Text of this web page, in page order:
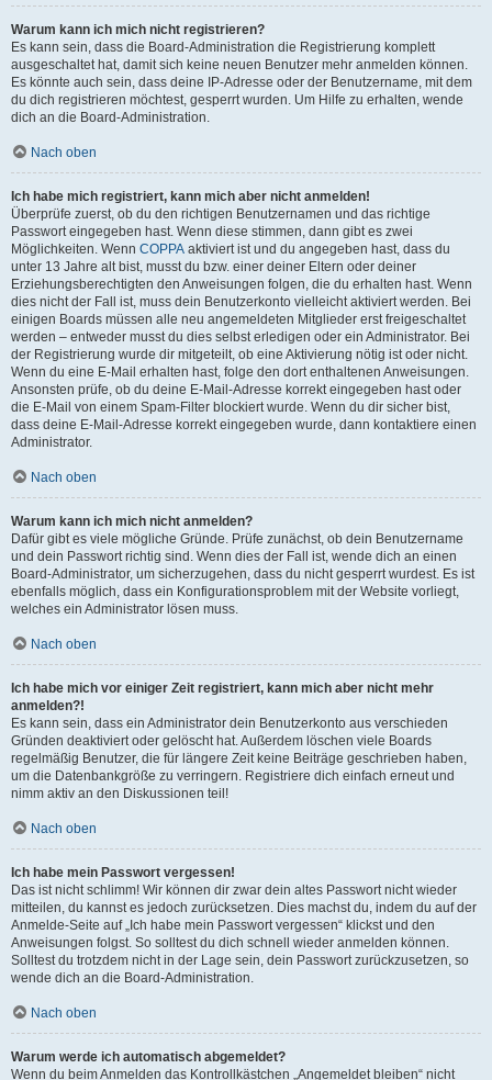
Warum kann ich mich nicht registrieren?
Es kann sein, dass die Board-Administration die Registrierung komplett
ausgeschaltet hat, damit sich keine neuen Benutzer mehr anmelden können.
Es könnte auch sein, dass deine IP-Adresse oder der Benutzername, mit dem
du dich registrieren möchtest, gesperrt wurden. Um Hilfe zu erhalten, wende
dich an die Board-Administration.
Nach oben
Ich habe mich registriert, kann mich aber nicht anmelden!
Überprüfe zuerst, ob du den richtigen Benutzernamen und das richtige
Passwort eingegeben hast. Wenn diese stimmen, dann gibt es zwei
Möglichkeiten. Wenn COPPA aktiviert ist und du angegeben hast, dass du
unter 13 Jahre alt bist, musst du bzw. einer deiner Eltern oder deiner
Erziehungsberechtigten den Anweisungen folgen, die du erhalten hast. Wenn
dies nicht der Fall ist, muss dein Benutzerkonto vielleicht aktiviert werden. Bei
einigen Boards müssen alle neu angemeldeten Mitglieder erst freigeschaltet
werden – entweder musst du dies selbst erledigen oder ein Administrator. Bei
der Registrierung wurde dir mitgeteilt, ob eine Aktivierung nötig ist oder nicht.
Wenn du eine E-Mail erhalten hast, folge den dort enthaltenen Anweisungen.
Ansonsten prüfe, ob du deine E-Mail-Adresse korrekt eingegeben hast oder
die E-Mail von einem Spam-Filter blockiert wurde. Wenn du dir sicher bist,
dass deine E-Mail-Adresse korrekt eingegeben wurde, dann kontaktiere einen
Administrator.
Nach oben
Warum kann ich mich nicht anmelden?
Dafür gibt es viele mögliche Gründe. Prüfe zunächst, ob dein Benutzername
und dein Passwort richtig sind. Wenn dies der Fall ist, wende dich an einen
Board-Administrator, um sicherzugehen, dass du nicht gesperrt wurdest. Es ist
ebenfalls möglich, dass ein Konfigurationsproblem mit der Website vorliegt,
welches ein Administrator lösen muss.
Nach oben
Ich habe mich vor einiger Zeit registriert, kann mich aber nicht mehr
anmelden?!
Es kann sein, dass ein Administrator dein Benutzerkonto aus verschieden
Gründen deaktiviert oder gelöscht hat. Außerdem löschen viele Boards
regelmäßig Benutzer, die für längere Zeit keine Beiträge geschrieben haben,
um die Datenbankgröße zu verringern. Registriere dich einfach erneut und
nimm aktiv an den Diskussionen teil!
Nach oben
Ich habe mein Passwort vergessen!
Das ist nicht schlimm! Wir können dir zwar dein altes Passwort nicht wieder
mitteilen, du kannst es jedoch zurücksetzen. Dies machst du, indem du auf der
Anmelde-Seite auf „Ich habe mein Passwort vergessen“ klickst und den
Anweisungen folgst. So solltest du dich schnell wieder anmelden können.
Solltest du trotzdem nicht in der Lage sein, dein Passwort zurückzusetzen, so
wende dich an die Board-Administration.
Nach oben
Warum werde ich automatisch abgemeldet?
Wenn du beim Anmelden das Kontrollkästchen „Angemeldet bleiben“ nicht